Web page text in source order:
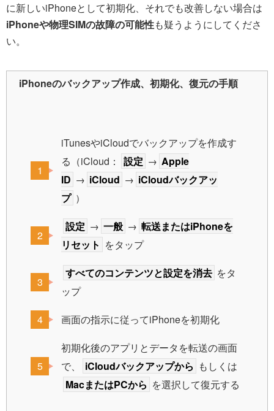
に新しいiPhoneとして初期化、それでも改善しない場合は
iPhoneや物理SIMの故障の可能性も疑うようにしてくださ
い。
iPhoneのバックアップ作成、初期化、復元の手順
iTunesやiCloudでバックアップを作成す
る（iCloud：
設定 → Apple
ID → iCloud → iCloudバックアッ
プ ）
設定 → 一般 → 転送またはiPhoneを
リセット をタップ
すべてのコンテンツと設定を消去 をタ
ップ
画面の指示に従ってiPhoneを初期化
初期化後のアプリとデータを転送の画面
で、
iCloudバックアップから もしくは
MacまたはPCから を選択して復元する